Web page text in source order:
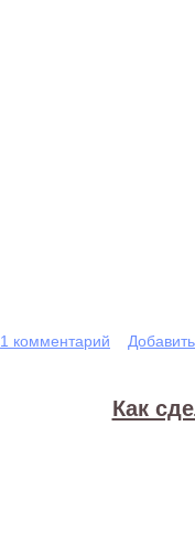
1 комментарий
Как